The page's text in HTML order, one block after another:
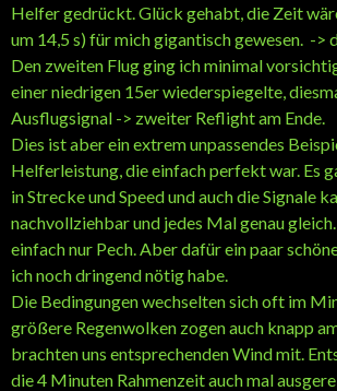
Helfer gedrückt. Glück gehabt, die Zeit
um 14,5 s) für mich gigantisch gewesen. -
Den zweiten Flug ging ich minimal
einer niedrigen 15er wiederspiegelte,
Ausflugsignal -> zweiter Reflight am Ende.
Dies ist aber ein extrem unpassendes
Helferleistung, die einfach perfekt war. Es
in Strecke und Speed und auch die Signale
nachvollziehbar und jedes Mal genau
einfach nur Pech. Aber dafür ein paar
ich noch dringend nötig habe.
Die Bedingungen wechselten sich oft im
größere Regenwolken zogen auch knapp
brachten uns entsprechenden Wind mit.
die 4 Minuten Rahmenzeit auch mal